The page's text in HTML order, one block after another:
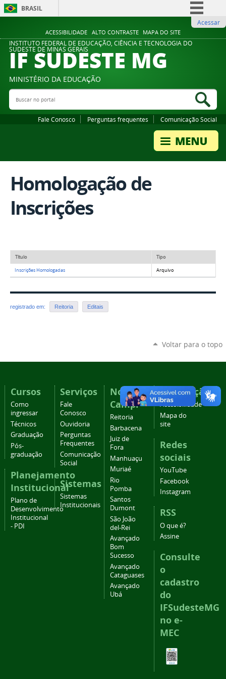
ACESSIBILIDADE ALTO CONTRASTE MAPA DO SITE
BRASIL
Comunica BR
Participe
Legislação
Acessar
INSTITUTO FEDERAL DE EDUCAÇÃO, CIÊNCIA E TECNOLOGIA DO
SUDESTE DE MINAS GERAIS
IF SUDESTE MG
MINISTÉRIO DA EDUCAÇÃO
Buscar no portal
Fale Conosco Perguntas frequentes Comunicação Social
Homologação de
Inscrições
Título Tipo
Inscrições Homologadas Arquivo
registrado em: Reitoria Editais
Voltar para o topo
Cursos
Como
ingressar
Técnicos
Graduação
Pós-
graduação
Planejamento
Institucional
Plano de
Desenvolvimento
Institucional
- PDI
Serviços
Fale
Conosco
Ouvidoria
Perguntas
Frequentes
Comunicação
Social
Sistemas
Sistemas
Institucionais
Nossos
Campi
Reitoria
Barbacena
Juiz de
Fora
Manhuaçu
Muriaé
Rio
Pomba
Santos
Dumont
São João
del-Rei
Avançado
Bom
Sucesso
Avançado
Cataguases
Avançado
Ubá
Navegação
Acessibilidade
Mapa do
site
Redes
sociais
YouTube
Facebook
Instagram
RSS
O que é?
Assine
Consulte
o
cadastro
do
IFSudesteMG
no e-
MEC